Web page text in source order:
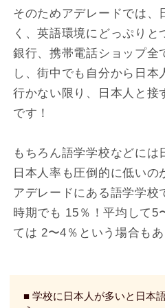
そのためアデレードでは、
く、英語環境にどっぷりと
銀行、携帯電話ショップ全
し、街中でも自分から日本
行かない限り、日本人と接
です！
もちろん語学学校などに
日本人率も圧倒的に低いの
アデレードにある語学学校
時期でも 15％！平均して5
ては 2〜4％という場合もあ
■ 学校に日本人が多いと日本